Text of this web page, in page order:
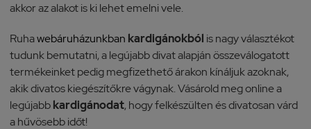
akkor az alakot is ki lehet emelni vele.
Ruhawebáruházunkban kardigánokból is nagy választékot
tudunk bemutatni, a legújabb divat alapján összeválogatott
termékeinket pedig megfizethető árakon kínáljuk azoknak,
akik divatos kiegészítőkre vágynak. Vásárold meg online a
legújabbkardigánodat, hogy felkészülten és divatosan várd
a hűvösebb időt!